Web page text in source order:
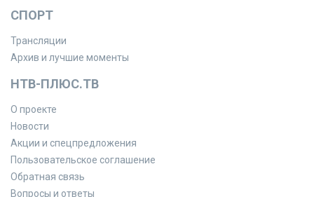
СПОРТ
Трансляции
Архив и лучшие моменты
НТВ-ПЛЮС.ТВ
О проекте
Новости
Акции и спецпредложения
Пользовательское соглашение
Обратная связь
Вопросы и ответы